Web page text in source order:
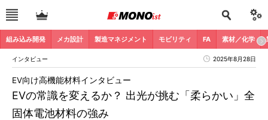
組み込み開発 メカ設計 製造マネジメント モビリティ FA 素材／化学
インタビュー 2025年8月28日
EVの常識を変えるか？ 出光が挑む「柔らかい」全
固体電池材料の強み
EV向け高機能材料インタビュー